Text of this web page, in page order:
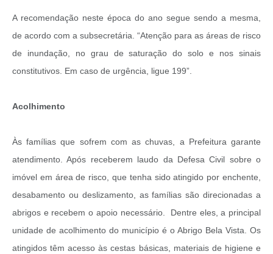
A recomendação neste época do ano segue sendo a mesma,
de acordo com a subsecretária. “Atenção para as áreas de risco
de inundação, no grau de saturação do solo e nos sinais
constitutivos. Em caso de urgência, ligue 199”.
Acolhimento
Às famílias que sofrem com as chuvas, a Prefeitura garante
atendimento. Após receberem laudo da Defesa Civil sobre o
imóvel em área de risco, que tenha sido atingido por enchente,
desabamento ou deslizamento, as famílias são direcionadas a
abrigos e recebem o apoio necessário. Dentre eles, a principal
unidade de acolhimento do município é o Abrigo Bela Vista. Os
atingidos têm acesso às cestas básicas, materiais de higiene e